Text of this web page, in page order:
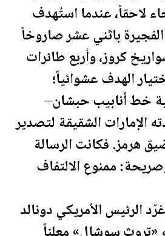
لاحقاً، عندما استُهدف
باثني عشر صاروخاً
كروز، وأربع طائرات
الهدف عشوائياً؛
خط أنابيب حبشان–
الإمارات الشقيقة لتصدير
هرمز. فكانت الرسالة
ممنوع الالتفاف
الرئيس الأمريكي دونالد